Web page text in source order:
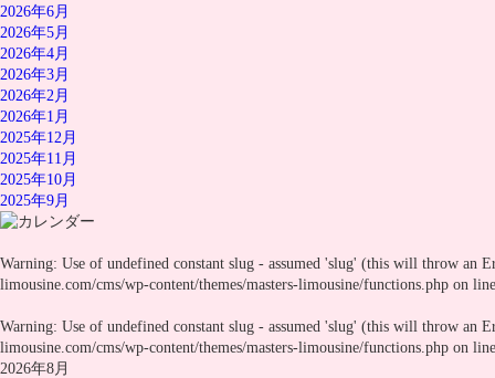
2026年6月
2026年5月
2026年4月
2026年3月
2026年2月
2026年1月
2025年12月
2025年11月
2025年10月
2025年9月
Warning: Use of undefined constant slug - assumed 'slug' (this will throw an
limousine.com/cms/wp-content/themes/masters-limousine/functions.php on
Warning: Use of undefined constant slug - assumed 'slug' (this will throw an
limousine.com/cms/wp-content/themes/masters-limousine/functions.php on
2026年8月